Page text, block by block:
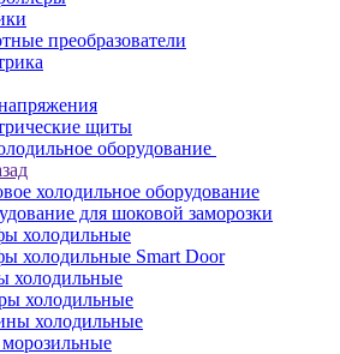
преобразователи
щиты
оборудование
холодильное оборудование
для шоковой заморозки
холодильные
холодильные Smart Door
холодильные
холодильные
холодильные